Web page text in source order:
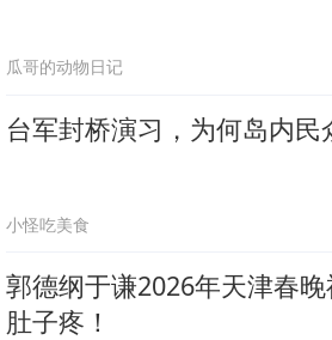
瓜哥的动物日记
台军封桥演习，为何岛内民
小怪吃美食
郭德纲于谦2026年天津春
肚子疼！